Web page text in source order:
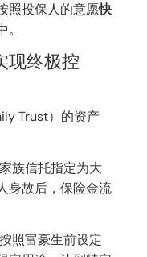
照投保人的意愿快
现终极控
Trust）的资产
族信托指定为大
身故后，保险金流
照富豪生前设定